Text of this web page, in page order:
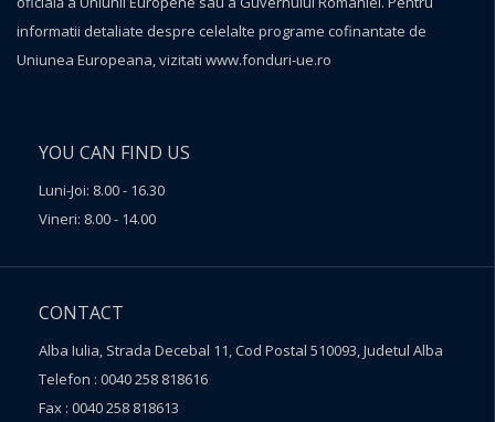
informatii detaliate despre celelalte programe cofinantate de
Uniunea Europeana, vizitati www.fonduri-ue.ro
YOU CAN FIND US
Luni-Joi: 8.00 - 16.30
Vineri: 8.00 - 14.00
CONTACT
Alba Iulia, Strada Decebal 11, Cod Postal 510093, Judetul Alba
Telefon : 0040 258 818616
Fax : 0040 258 818613